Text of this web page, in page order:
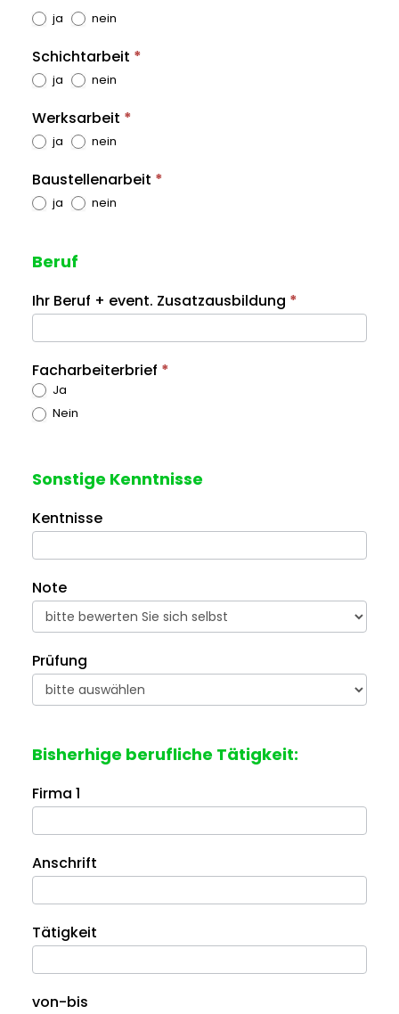
ja nein
Schichtarbeit *
ja nein
Werksarbeit *
ja nein
Baustellenarbeit *
ja nein
Beruf
Ihr Beruf + event. Zusatzausbildung *
Facharbeiterbrief *
Ja
Nein
Sonstige Kenntnisse
Kentnisse
Note
Prüfung
Bisherhige berufliche Tätigkeit:
Firma 1
Anschrift
Tätigkeit
von-bis